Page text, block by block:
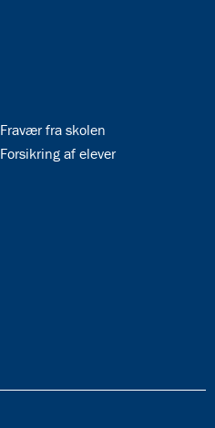
34.8:
Fravær fra skolen
34.10:
Forsikring af elever